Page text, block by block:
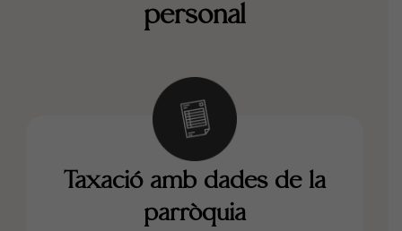
personal
Taxació amb dades de la
parròquia